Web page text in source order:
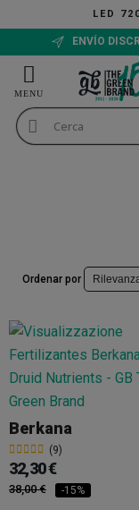
LED
ENVÍO
Ordenar por
Berkana
(9)
32,30 €
38,00 € -15%